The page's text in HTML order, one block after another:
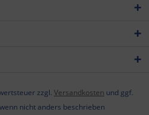
zzgl. Versandkosten und ggf.
nicht anders beschrieben